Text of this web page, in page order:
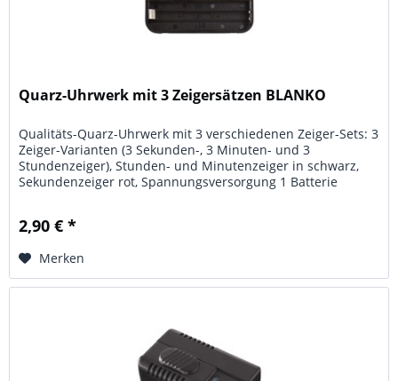
Quarz-Uhrwerk mit 3 Zeigersätzen BLANKO
Qualitäts-Quarz-Uhrwerk mit 3 verschiedenen Zeiger-Sets: 3
Zeiger-Varianten (3 Sekunden-, 3 Minuten- und 3
Stundenzeiger), Stunden- und Minutenzeiger in schwarz,
Sekundenzeiger rot, Spannungsversorgung 1 Batterie
2,90 € *
Merken